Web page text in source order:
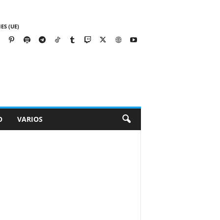
(UE)
VARIOS